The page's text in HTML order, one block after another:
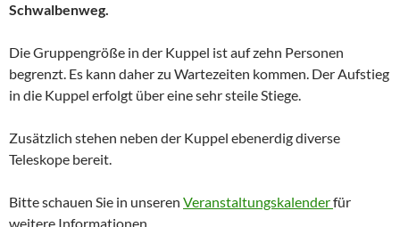
Schwalbenweg.
Die Gruppengröße in der Kuppel ist auf zehn Personen
begrenzt. Es kann daher zu Wartezeiten kommen. Der Aufstieg
in die Kuppel erfolgt über eine sehr steile Stiege.
Zusätzlich stehen neben der Kuppel ebenerdig diverse
Teleskope bereit.
Bitte schauen Sie in unseren Veranstaltungskalenderfür
weitere Informationen.